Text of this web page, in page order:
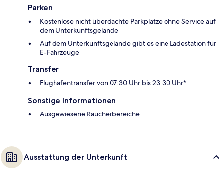
Parken
Kostenlose nicht überdachte Parkplätze ohne Service auf
dem Unterkunftsgelände
Auf dem Unterkunftsgelände gibt es eine Ladestation für
E-Fahrzeuge
Transfer
Flughafentransfer von 07:30 Uhr bis 23:30 Uhr*
Sonstige Informationen
Ausgewiesene Raucherbereiche
Ausstattung der Unterkunft